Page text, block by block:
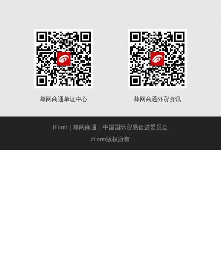
尊网商通单证中心 尊网商通外贸资讯
iForm 尊网商通
中国国际贸易促进委员会
zForm版权所有